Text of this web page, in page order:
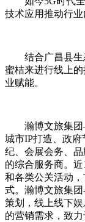
技术应用推动行业
结合广昌县生
蜜桔来进行线上
业赋能。
瀚博文旅集团
城市IP打造、政
纪、会展会务、
的综合服务商。
和各类公关活动
式。瀚博文旅集
策划，线上线下
的营销需求，致